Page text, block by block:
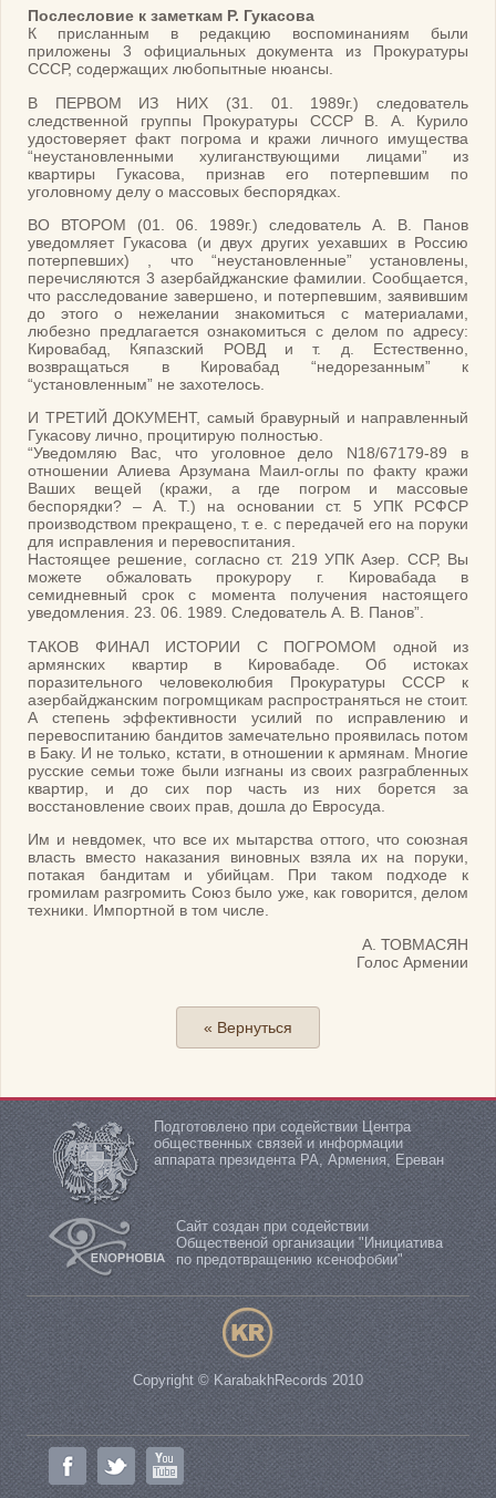
Послесловие к заметкам Р. Гукасова
К присланным в редакцию воспоминаниям были
приложены 3 официальных документа из Прокуратуры
СССР, содержащих любопытные нюансы.
В ПЕРВОМ ИЗ НИХ (31. 01. 1989г.) следователь
следственной группы Прокуратуры СССР В. А. Курило
удостоверяет факт погрома и кражи личного имущества
“неустановленными хулиганствующими лицами” из
квартиры Гукасова, признав его потерпевшим по
уголовному делу о массовых беспорядках.
ВО ВТОРОМ (01. 06. 1989г.) следователь А. В. Панов
уведомляет Гукасова (и двух других уехавших в Россию
потерпевших) , что “неустановленные” установлены,
перечисляются 3 азербайджанские фамилии. Сообщается,
что расследование завершено, и потерпевшим, заявившим
до этого о нежелании знакомиться с материалами,
любезно предлагается ознакомиться с делом по адресу:
Кировабад, Кяпазский РОВД и т. д. Естественно,
возвращаться в Кировабад “недорезанным” к
“установленным” не захотелось.
И ТРЕТИЙ ДОКУМЕНТ, самый бравурный и направленный
Гукасову лично, процитирую полностью.
“Уведомляю Вас, что уголовное дело N18/67179-89 в
отношении Алиева Арзумана Маил-оглы по факту кражи
Ваших вещей (кражи, а где погром и массовые
беспорядки? – А. Т.) на основании ст. 5 УПК РСФСР
производством прекращено, т. е. с передачей его на поруки
для исправления и перевоспитания.
Настоящее решение, согласно ст. 219 УПК Азер. ССР, Вы
можете обжаловать прокурору г. Кировабада в
семидневный срок с момента получения настоящего
уведомления. 23. 06. 1989. Следователь А. В. Панов”.
ТАКОВ ФИНАЛ ИСТОРИИ С ПОГРОМОМ одной из
армянских квартир в Кировабаде. Об истоках
поразительного человеколюбия Прокуратуры СССР к
азербайджанским погромщикам распространяться не стоит.
А степень эффективности усилий по исправлению и
перевоспитанию бандитов замечательно проявилась потом
в Баку. И не только, кстати, в отношении к армянам. Многие
русские семьи тоже были изгнаны из своих разграбленных
квартир, и до сих пор часть из них борется за
восстановление своих прав, дошла до Евросуда.
Им и невдомек, что все их мытарства оттого, что союзная
власть вместо наказания виновных взяла их на поруки,
потакая бандитам и убийцам. При таком подходе к
громилам разгромить Союз было уже, как говорится, делом
техники. Импортной в том числе.
А. ТОВМАСЯН
Голос Армении
« Вернуться
Подготовлено при содействии Центра
общественных связей и информации
аппарата президента РА, Армения, Ереван
Сайт создан при содействии
Общественой организации "Инициатива
по предотвращению ксенофобии"
Copyright © KarabakhRecords 2010